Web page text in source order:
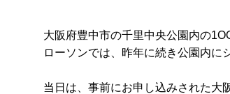
大阪府豊中市の千里中央公園内の
ローソンでは、昨年に続き公園内に
当日は、事前にお申し込みされた大